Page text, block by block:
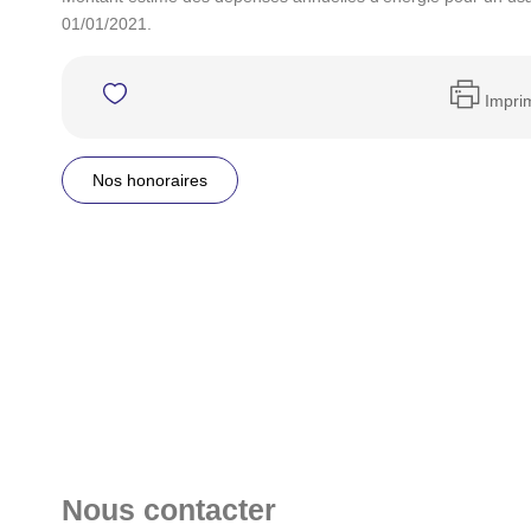
01/01/2021.
Nos honoraires
Nous contacter